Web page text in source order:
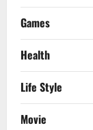
Games
Health
Life Style
Movie